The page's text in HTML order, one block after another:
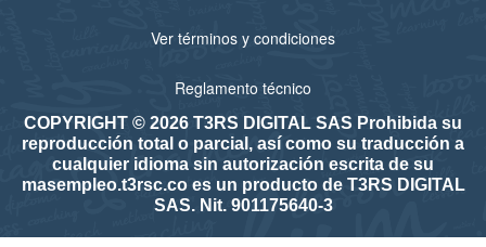
Ver términos y condiciones
Reglamento técnico
COPYRIGHT © 2026 T3RS DIGITAL SAS Prohibida su
reproducción total o parcial, así como su traducción a
cualquier idioma sin autorización escrita de su
masempleo.t3rsc.co es un producto de T3RS DIGITAL
SAS. Nit. 901175640-3